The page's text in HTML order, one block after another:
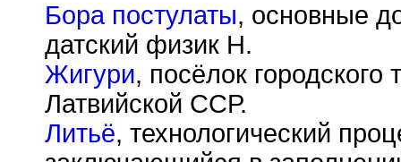
Бора постулаты, основные
датский физик Н.
Жигури, посёлок
Латвийской ССР.
Литьё, технологический